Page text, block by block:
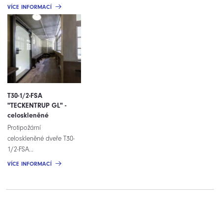
VÍCE INFORMACÍ
T30-1/2-FSA
"TECKENTRUP GL" -
celoskleněné
Protipožární
celoskleněné dveře T30-
1/2-FSA...
VÍCE INFORMACÍ